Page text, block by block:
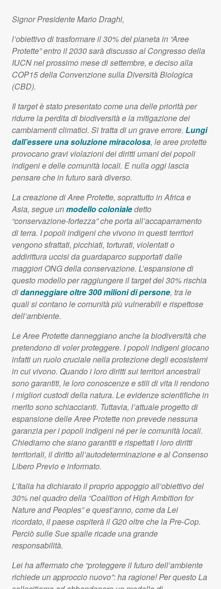
Signor Presidente Mario Draghi,
l’obiettivo di trasformare il 30% del pianeta in “Aree
Protette” entro il 2030 sarà discusso al Congresso della
IUCNnel prossimo mese di settembre, e deciso alla
COP15 della Convenzione sulla Diversità Biologica
(CBD).
Il target è stato presentato come una delle priorità per
ridurre la perdita di biodiversità e la mitigazione dei
cambiamenti climatici. Si tratta di un grave errore. Lungi
dall’essere una soluzione miracolosa, le aree protette
provocano gravi violazioni dei diritti umani dei popoli
indigeni e delle comunità locali. E nulla oggi lascia
pensare che in futuro sarà diverso.
La creazione di Aree Protette, soprattutto in Africa e
Asia, segue unmodello colonialedetto
“conservazione-fortezza” che porta all’accaparramento
di terra. I popoli indigeni che vivono in questi territori
vengono sfrattati, picchiati, torturati, violentati o
addirittura uccisi da guardaparco supportati dalle
maggiori ONGdella conservazione. L’espansione di
questo modello per raggiungere il target del 30% rischia
didanneggiare oltre 300 milioni di persone, tra le
quali si contano le comunità più vulnerabili e rispettose
dell’ambiente.
Le Aree Protette danneggiano anche la biodiversità che
pretendono di voler proteggere. I popoli indigeni giocano
infatti un ruolo cruciale nella protezione degli ecosistemi
in cui vivono. Quando i loro diritti sui territori ancestrali
sono garantiti, le loro conoscenze e stili di vita li rendono
i migliori custodi della natura. Le evidenze scientifiche in
merito sono schiaccianti. Tuttavia, l’attuale progetto di
espansione delle Aree Protette non prevede nessuna
garanzia per i popoli indigeni né per le comunità locali.
Chiediamo che siano garantiti e rispettati i loro diritti
territoriali, il diritto all’autodeterminazione e al Consenso
Libero Previo e informato.
L’Italia ha dichiarato il proprio appoggio all’obiettivo del
30% nel quadro della “Coalition of High Ambition for
Nature and Peoples” e quest’anno, come da Lei
ricordato, il paese ospiterà il G20 oltre che la Pre-Cop.
Perciò sulle Sue spalle ricade una grande
responsabilità.
Lei ha affermato che “proteggere il futuro dell’ambiente
richiede un approccio nuovo”: ha ragione! Per questo La